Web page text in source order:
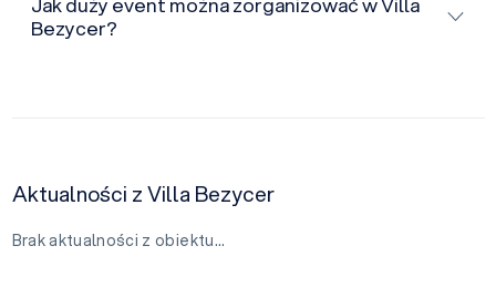
Bezycer?
Aktualności z Villa Bezycer
Brak aktualności z obiektu…